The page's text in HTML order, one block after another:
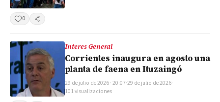
0 Compartir
Interes General
Corrientes inaugura en agosto una
planta de faena en Ituzaingó
29 de julio de 2026 · 20:07·29 de julio de 2026·
101 visualizaciones